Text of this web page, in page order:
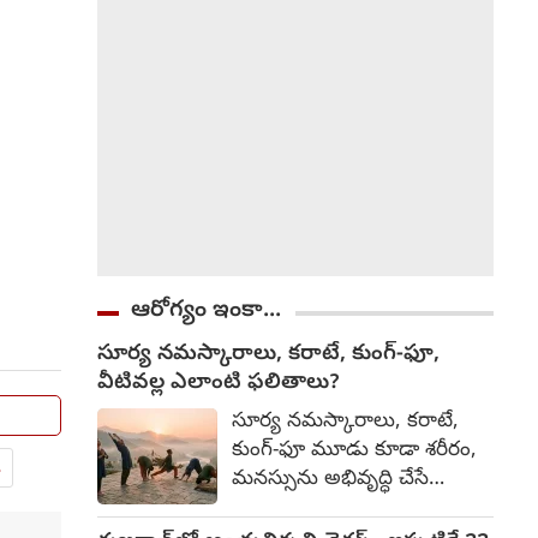
ఆరోగ్యం ఇంకా...
సూర్య నమస్కారాలు, కరాటే, కుంగ్-ఫూ,
వీటివల్ల ఎలాంటి ఫలితాలు?
సూర్య నమస్కారాలు, కరాటే,
కుంగ్-ఫూ మూడు కూడా శరీరం,
మనస్సును అభివృద్ధి చేసే